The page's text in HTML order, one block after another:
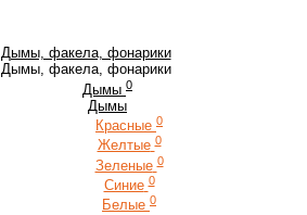
Дымы, факела, фонарики
Дымы, факела, фонарики
Дымы 0
Дымы
Красные 0
Желтые 0
Зеленые 0
Синие 0
Белые 0